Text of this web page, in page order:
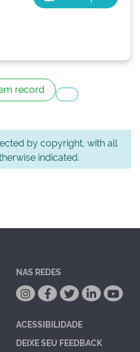
record
by copyright, with all
indicated.
NAS REDES
ACESSIBILIDADE
DEIXE SEU FEEDBACK